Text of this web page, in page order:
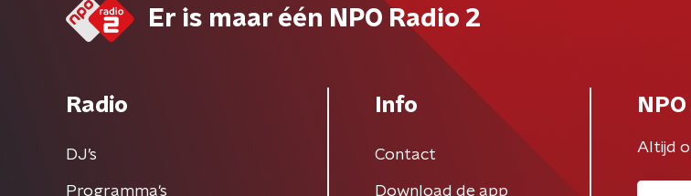
Er is maar één NPO Radio 2
Radio
DJ’s
Programma's
Info
Contact
Download de app
Altijd